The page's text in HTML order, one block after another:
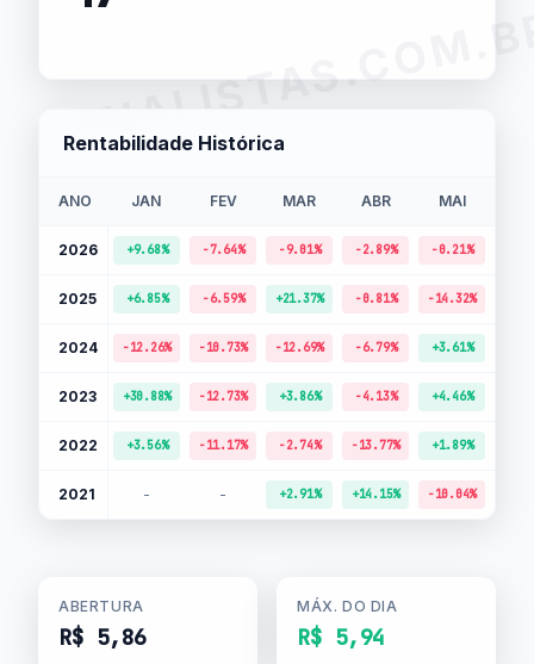
Rentabilidade Histórica
ANO JAN FEV MAR ABR MAI
2026 +9.68% -7.64% -9.01% -2.89% -0.21%
2025 +6.85% -6.59% +21.37% -0.81% -14.32%
2024 -12.26% -10.73% -12.69% -6.79% +3.61%
2023 +30.88% -12.73% +3.86% -4.13% +4.46%
2022 +3.56% -11.17% -2.74% -13.77% +1.89%
2021 - - +2.91% +14.15% -10.04%
ABERTURA
R$ 5,86
MÁX. DO DIA
R$ 5,94